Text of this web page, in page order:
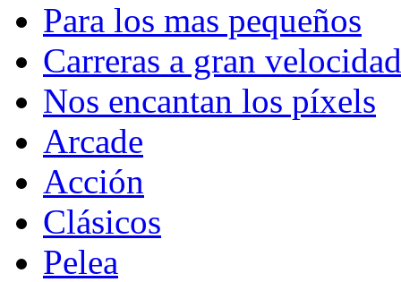
Para los mas pequeños
Carreras a gran velocidad
Nos encantan los píxels
Arcade
Acción
Clásicos
Pelea